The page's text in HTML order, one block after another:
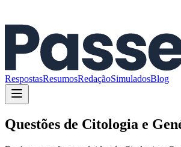
RespostasResumosRedaçãoSimuladosBlog
Questões de Citologia e